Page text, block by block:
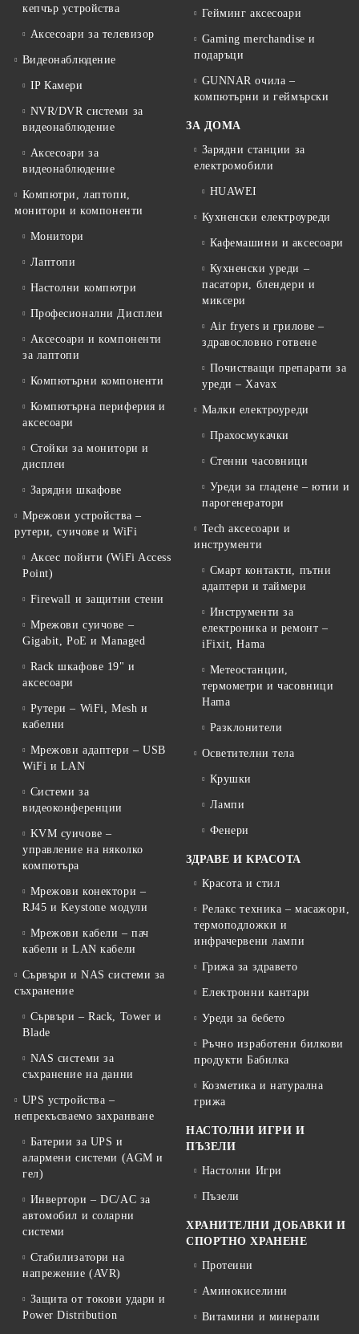
кепчър устройства
Аксесоари за телевизор
Видеонаблюдение
IP Камери
NVR/DVR системи за
видеонаблюдение
Аксесоари за
видеонаблюдение
Компютри, лаптопи,
монитори и компоненти
Монитори
Лаптопи
Настолни компютри
Професионални Дисплеи
Аксесоари и компоненти
за лаптопи
Компютърни компоненти
Компютърна периферия и
аксесоари
Стойки за монитори и
дисплеи
Зарядни шкафове
Мрежови устройства –
рутери, суичове и WiFi
Аксес пойнти (WiFi Access
Point)
Firewall и защитни стени
Мрежови суичове –
Gigabit, PoE и Managed
Rack шкафове 19" и
аксесоари
Рутери – WiFi, Mesh и
кабелни
Мрежови адаптери – USB
WiFi и LAN
Системи за
видеоконференции
KVM суичове –
управление на няколко
компютъра
Мрежови конектори –
RJ45 и Keystone модули
Мрежови кабели – пач
кабели и LAN кабели
Сървъри и NAS системи за
съхранение
Сървъри – Rack, Tower и
Blade
NAS системи за
съхранение на данни
UPS устройства –
непрекъсваемо захранване
Батерии за UPS и
алармени системи (AGM и
гел)
Инвертори – DC/AC за
автомобил и соларни
системи
Стабилизатори на
напрежение (AVR)
Защита от токови удари и
Power Distribution
Гейминг аксесоари
Gaming merchandise и
подаръци
GUNNAR очила –
компютърни и геймърски
ЗА ДОМА
Зарядни станции за
електромобили
HUAWEI
Кухненски електроуреди
Кафемашини и аксесоари
Кухненски уреди –
пасатори, блендери и
миксери
Air fryers и грилове –
здравословно готвене
Почистващи препарати за
уреди – Xavax
Малки електроуреди
Прахосмукачки
Стенни часовници
Уреди за гладене – ютии и
парогенератори
Tech аксесоари и
инструменти
Смарт контакти, пътни
адаптери и таймери
Инструменти за
електроника и ремонт –
iFixit, Hama
Метеостанции,
термометри и часовници
Hama
Разклонители
Осветителни тела
Крушки
Лампи
Фенери
ЗДРАВЕ И КРАСОТА
Красота и стил
Релакс техника – масажори,
термоподложки и
инфрачервени лампи
Грижа за здравето
Електронни кантари
Уреди за бебето
Ръчно изработени билкови
продукти Бабилка
Козметика и натурална
грижа
НАСТОЛНИ ИГРИ И
ПЪЗЕЛИ
Настолни Игри
Пъзели
ХРАНИТЕЛНИ ДОБАВКИ И
СПОРТНО ХРАНЕНЕ
Протеини
Аминокиселини
Витамини и минерали